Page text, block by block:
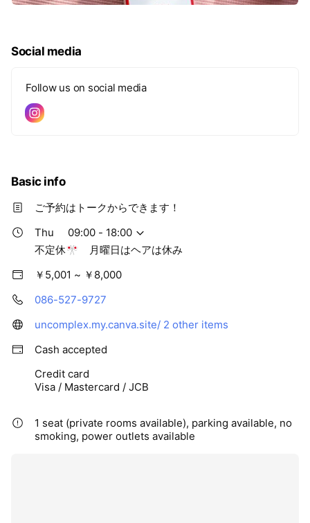
Social media
Follow us on social media
Basic info
ご予約はトークからできます！
Thu
09:00 - 18:00
不定休🎌 月曜日はヘアは休み
￥5,001 ~ ￥8,000
086-527-9727
uncomplex.my.canva.site/ 2 other items
Cash accepted
Credit card
Visa / Mastercard / JCB
1 seat (private rooms available), parking available, no
smoking, power outlets available